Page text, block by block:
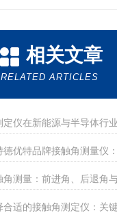
相关文章
RELATED ARTICLES